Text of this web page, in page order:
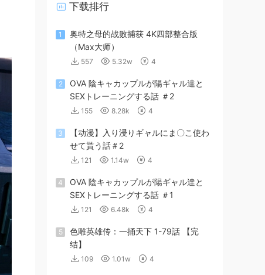
下载排行
1
奥特之母的战败捕获 4K四部整合版
（Max大师）
557 5.32w 4
2
OVA 陰キャカップルが陽ギャル達と
SEXトレーニングする話 ＃2
155 8.28k 4
3
【动漫】入り浸りギャルにま〇こ使わ
せて貰う話＃2
121 1.14w 4
4
OVA 陰キャカップルが陽ギャル達と
SEXトレーニングする話 ＃1
121 6.48k 4
5
色雕英雄传：一捅天下 1-79話 【完
结】
109 1.01w 4